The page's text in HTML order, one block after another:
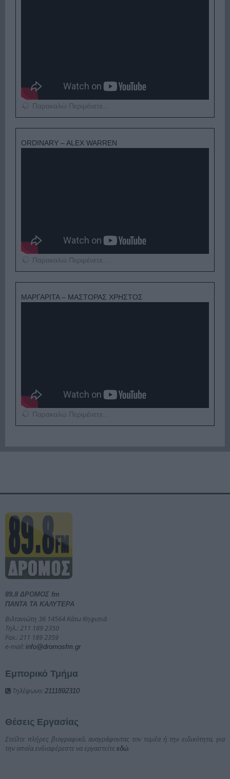
Παρακαλώ Περιμένετε...
ORDINARY – ALEX WARREN
Παρακαλώ Περιμένετε...
ΜΑΡΓΑΡΙΤΑ – ΜΑΣΤΟΡΑΣ ΧΡΗΣΤΟΣ
Παρακαλώ Περιμένετε...
89,8 ΔΡΟΜΟΣ fm
ΠΑΝΤΑ ΤΑ ΚΑΛΥΤΕΡΑ
Βιλτανιώτη 36 14564 Κάτω Κηφισιά
Τηλ.: 211 189 2350
Fax.: 211 189 2359
e-mail: info@dromosfm.gr
Εμπορικό Τμήμα
Τηλέφωνο: 2111892310
Θέσεις Εργασίας
Στείλτε πλήρες βιογραφικό, αναγράφοντας τον τομέα ή την ειδικότητα, για
την οποία ενδιαφέρεστε να εργαστείτε εδώ.